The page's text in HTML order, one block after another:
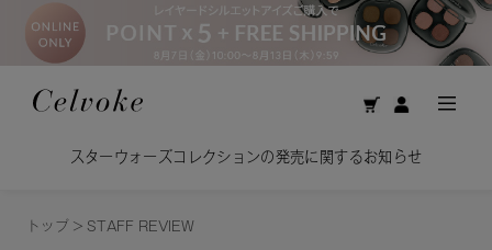
スターウォーズコレクションの発売に関するお知らせ
トップ > STAFF REVIEW